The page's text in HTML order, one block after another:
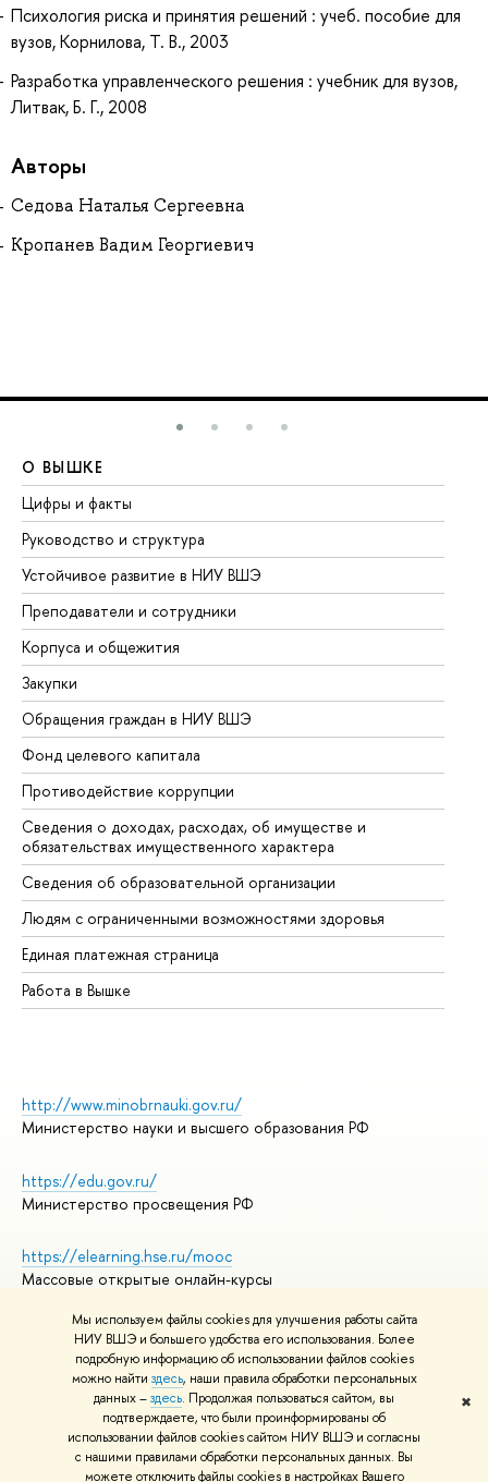
Мы используем файлы cookies для улучшения работы сайта
НИУ ВШЭ и большего удобства его использования. Более
подробную информацию об использовании файлов cookies
можно найти здесь, наши правила обработки персональных
данных –здесь. Продолжая пользоваться сайтом, вы
подтверждаете, что были проинформированы об
использовании файлов cookies сайтом НИУ ВШЭ и согласны
с нашими правилами обработки персональных данных. Вы
можете отключить файлы cookies в настройках Вашего
✖
Психология риска и принятия решений : учеб. пособие для
вузов, Корнилова, Т. В., 2003
Разработка управленческого решения : учебник для вузов,
Литвак, Б. Г., 2008
Авторы
Седова Наталья Сергеевна
Кропанев Вадим Георгиевич
О ВЫШКЕ
Цифры и факты
Руководство и структура
Устойчивое развитие в НИУ ВШЭ
Преподаватели и сотрудники
Корпуса и общежития
Закупки
Обращения граждан в НИУ ВШЭ
Фонд целевого капитала
Противодействие коррупции
Сведения о доходах, расходах, об имуществе и
обязательствах имущественного характера
Сведения об образовательной организации
Людям с ограниченными возможностями здоровья
Единая платежная страница
Работа в Вышке
http://www.minobrnauki.gov.ru/
Министерство науки и высшего образования РФ
https://edu.gov.ru/
Министерство просвещения РФ
https://elearning.hse.ru/mooc
Массовые открытые онлайн-курсы
© НИУ ВШЭ 1993–2026
Адреса и контакты
Условия использования материалов
Политика конфиденциальности
Правила применения рекомендательных технологий в НИУ ВШЭ
Карта сайта